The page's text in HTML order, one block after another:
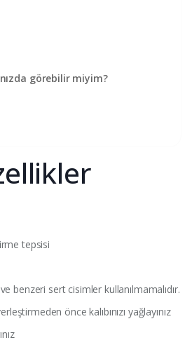
görebilir miyim?
tepsisi
benzeri sert cisimler kullanılmamalıdır.
önce kalıbınızı yağlayınız